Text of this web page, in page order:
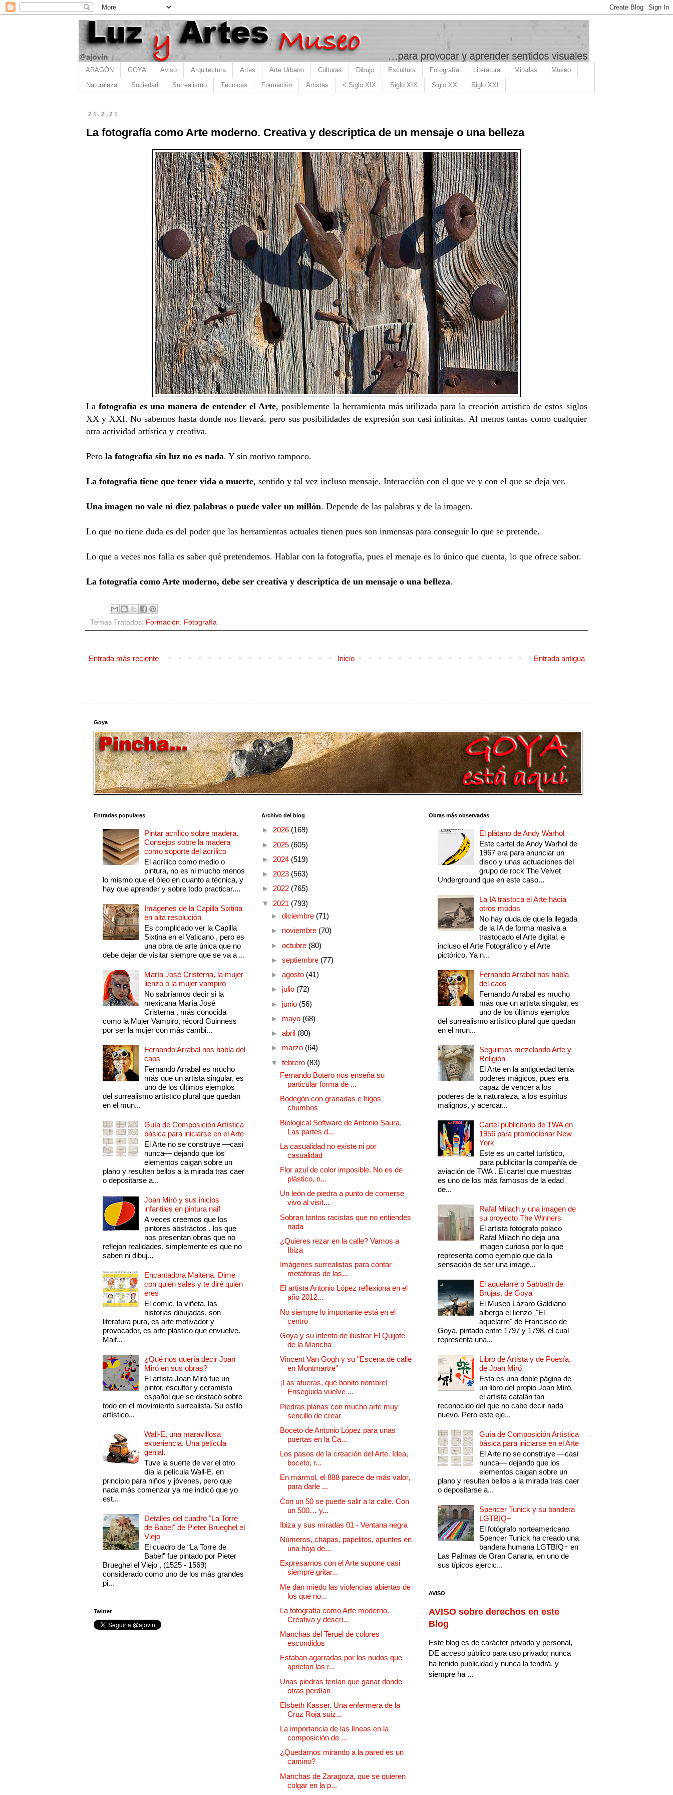
ARAGÓN GOYA Aviso Arquitectura Artes Arte Urbano Culturas Dibujo Escultura Fotografía Literatura Miradas Museo
Naturaleza Sociedad Surrealismo Técnicas Formación Artistas < Siglo XIX Siglo XIX Siglo XX Siglo XXI
21.2.21
La fotografía como Arte moderno. Creativa y descriptica de un mensaje o una belleza
La fotografía es una manera de entender el Arte, posiblemente la herramienta más utilizada para la creación artística de estos siglos
XX y XXI. No sabemos hasta donde nos llevará, pero sus posibilidades de expresión son casi infinitas. Al menos tantas como cualquier
otra actividad artística y creativa.
Pero la fotografía sin luz no es nada. Y sin motivo tampoco.
La fotografía tiene que tener vida o muerte, sentido y tal vez incluso mensaje. Interacción con el que ve y con el que se deja ver.
Una imagen no vale ni diez palabras o puede valer un millón. Depende de las palabras y de la imagen.
Lo que no tiene duda es del poder que las herramientas actuales tienen pues son inmensas para conseguir lo que se pretende.
Lo que a veces nos falla es saber qué pretendemos. Hablar con la fotografía, pues el menaje es lo único que cuenta, lo que ofrece sabor.
La fotografía como Arte moderno, debe ser creativa y descriptica de un mensaje o una belleza.
Temas Tratados: Formación Fotografía
Entrada más reciente Entrada antigua
Inicio
Goya
Entradas populares
Pintar acrílico sobre madera.
Consejos sobre la madera
como soporte del acrílico
El acrílico como medio o
pintura, no es ni mucho menos
lo mismo que el óleo en cuanto a técnica, y
hay que aprender y sobre todo practicar....
Imágenes de la Capilla Sixtina
en alta resolución
Es complicado ver la Capilla
Sixtina en el Vaticano , pero es
una obra de arte única que no
debe dejar de visitar siempre que se va a ...
María José Cristerna, la mujer
lienzo o la mujer vampiro
No sabríamos decir si la
mexicana María José
Cristerna , más conocida
como la Mujer Vampiro, récord Guinness
por ser la mujer con más cambi...
Fernando Arrabal nos habla del
caos
Fernando Arrabal es mucho
más que un artista singular, es
uno de los últimos ejemplos
del surrealismo artístico plural que quedan
en el mun...
Guía de Composición Artística
básica para iniciarse en el Arte
El Arte no se construye —casi
nunca— dejando que los
elementos caigan sobre un
plano y resulten bellos a la mirada tras caer
o depositarse a...
Joan Miró y sus inicios
infantiles en pintura naif
A veces creemos que los
pintores abstractos , los que
nos presentan obras que no
reflejan realidades, simplemente es que no
saben ni dibuj...
Encantadora Maitena. Dime
con quien sales y te diré quien
eres
El comic, la viñeta, las
historias dibujadas, son
literatura pura, es arte motivador y
provocador, es arte plástico que envuelve.
Mait...
¿Qué nos quería decir Joan
Miró en sus obras?
El artista Joan Miró fue un
pintor, escultor y ceramista
español que se destacó sobre
todo en el movimiento surrealista. Su estilo
artístico...
Wall-E, una maravillosa
experiencia. Una película
genial.
Tuve la suerte de ver el otro
día la película Wall-E, en
principio para niños y jóvenes, pero que
nada más comenzar ya me indicó que yo
est...
Detalles del cuadro "La Torre
de Babel" de Pieter Brueghel el
Viejo
El cuadro de “La Torre de
Babel” fue pintado por Pieter
Brueghel el Viejo , (1525 - 1569)
considerado como uno de los más grandes
pi...
Twitter
Archivo del blog
► 2026 (169)
► 2025 (605)
► 2024 (519)
► 2023 (563)
► 2022 (765)
▼ 2021 (793)
► diciembre (71)
► noviembre (70)
► octubre (80)
► septiembre (77)
► agosto (41)
► julio (72)
► junio (56)
► mayo (68)
► abril (80)
► marzo (64)
▼ febrero (83)
Fernando Botero nos enseña su
particular forma de ...
Bodegón con granadas e higos
chumbos
Biological Software de Antonio Saura.
Las partes d...
La casualidad no existe ni por
casualidad
Flor azul de color imposible. No es de
plástico, n...
Un león de piedra a punto de comerse
vivo al visit...
Sobran tontos racistas que no entiendes
nada
¿Quieres rezar en la calle? Vamos a
Ibiza
Imágenes surrealistas para contar
metáforas de las...
El artista Antonio López reflexiona en el
año 2012...
No siempre lo importante está en el
centro
Goya y su intento de ilustrar El Quijote
de la Mancha
Vincent Van Gogh y su "Escena de calle
en Montmartre"
¡Las afueras, qué bonito nombre!
Enseguida vuelve ...
Piedras planas con mucho arte muy
sencillo de crear
Boceto de Antonio López para unas
puertas en la Ca...
Los pasos de la creación del Arte. Idea,
boceto, r...
En mármol, el 888 parece de más valor,
para darle ...
Con un 50 se puede salir a la calle. Con
un 500… y...
Ibiza y sus miradas 01 - Ventana negra
Números, chapas, papelitos, apuntes en
una hoja de...
Expresarnos con el Arte supone casi
siempre gritar...
Me dan miedo las violencias abiertas de
los que no...
La fotografía como Arte moderno.
Creativa y descri...
Manchas del Teruel de colores
escondidos
Estaban agarradas por los nudos que
aprietan las r...
Unas piedras tenían que ganar donde
otras perdían
Elsbeth Kasser. Una enfermera de la
Cruz Roja suiz...
La importancia de las líneas en la
composición de ...
¿Quedarnos mirando a la pared es un
camino?
Manchas de Zaragoza, que se quieren
colgar en la p...
Obras más observadas
El plátano de Andy Warhol
Este cartel de Andy Warhol de
1967 era para anunciar un
disco y unas actuaciones del
grupo de rock The Velvet
Underground que en este caso...
La IA trastoca el Arte hacia
otros modos
No hay duda de que la llegada
de la IA de forma masiva a
trastocado el Arte digital, e
incluso el Arte Fotográfico y el Arte
pictórico. Ya n...
Fernando Arrabal nos habla
del caos
Fernando Arrabal es mucho
más que un artista singular, es
uno de los últimos ejemplos
del surrealismo artístico plural que quedan
en el mun...
Seguimos mezclando Arte y
Religión
El Arte en la antigüedad tenía
poderes mágicos, pues era
capaz de vencer a los
poderes de la naturaleza, a los espíritus
malignos, y acercar...
Cartel publicitario de TWA en
1956 para promocionar New
York
Este es un cartel turístico,
para publicitar la compañía de
aviación de TWA . El cartel que muestras
es uno de los más famosos de la edad
de...
Rafal Milach y una imagen de
su proyecto The Winners
El artista fotógrafo polaco
Rafal Milach no deja una
imagen curiosa por lo que
representa como ejemplo que da la
sensación de ser una image...
El aquelarre o Sabbath de
Brujas, de Goya
El Museo Lázaro Galdiano
alberga el lienzo "El
aquelarre" de Francisco de
Goya, pintado entre 1797 y 1798, el cual
representa una...
Libro de Artista y de Poesía,
de Joan Miró
Esta es una doble página de
un libro del propio Joan Miró,
el artista catalán tan
reconocido del que no cabe decir nada
nuevo. Pero este eje...
Guía de Composición Artística
básica para iniciarse en el Arte
El Arte no se construye —casi
nunca— dejando que los
elementos caigan sobre un
plano y resulten bellos a la mirada tras caer
o depositarse a...
Spencer Tunick y su bandera
LGTBIQ+
El fotógrafo norteamericano
Spencer Tunick ha creado una
bandera humana LGTBIQ+ en
Las Palmas de Gran Canaria, en uno de
sus típicos ejercic...
AVISO
AVISO sobre derechos en este
Blog
Este blog es de carácter privado y personal,
DE acceso público para uso privado; nunca
ha tenido publicidad y nunca la tendrá, y
siempre ha ...